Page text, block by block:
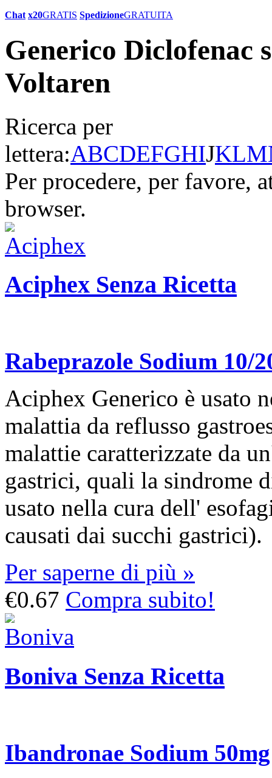
Chat x20GRATIS SpedizioneGRATUITA
Generico Diclofenac
Voltaren
Ricerca per
lettera:ABCDEFGHIJKLM
Per procedere, per favore,
browser.
Aciphex Senza Ricetta
Rabeprazole Sodium 10/
Aciphex Generico è usato
malattia da reflusso
malattie caratterizzate da
gastrici, quali la sindrome
usato nella cura dell'
causati dai succhi gastrici).
Per saperne di più »
€0.67 Compra subito!
Boniva Senza Ricetta
Ibandronae Sodium 50mg